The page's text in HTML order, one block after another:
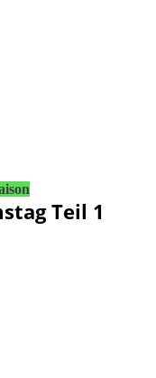
Teil 1